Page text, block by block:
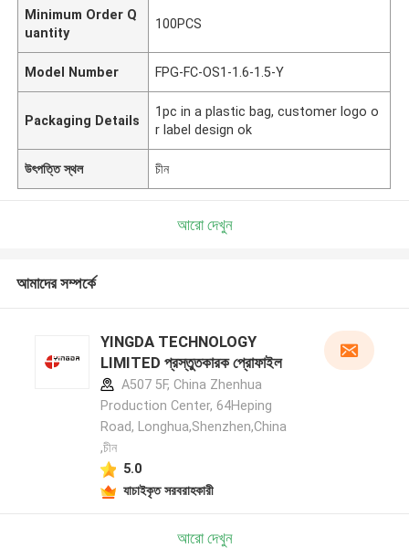
Minimum Order Q
uantity
100PCS
Model Number FPG-FC-OS1-1.6-1.5-Y
Packaging Details
1pc in a plastic bag, customer logo o
r label design ok
উৎপত্তি স্থল চীন
আরো দেখুন
আমাদের সম্পর্কে
YINGDA TECHNOLOGY
LIMITED প্রস্তুতকারক প্রোফাইল
A507 5F, China Zhenhua
Production Center, 64Heping
Road, Longhua,Shenzhen,China
,চীন
5.0
যাচাইকৃত সরবরাহকারী
আরো দেখুন